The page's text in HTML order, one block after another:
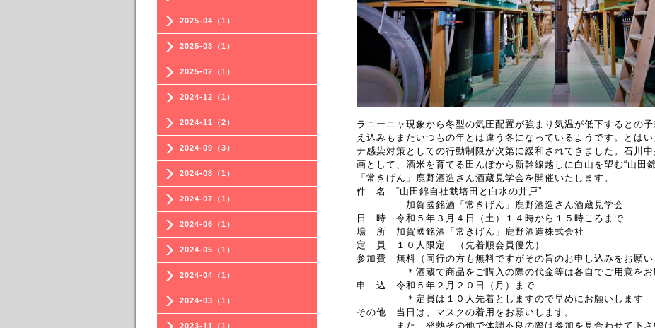
2025-04（1）
2025-03（1）
2025-02（1）
2024-12（1）
2024-11（2）
2024-09（3）
2024-08（1）
2024-07（1）
2024-06（1）
2024-05（1）
2024-04（1）
2024-03（1）
2023-11（1）
ラニーニャ現象から冬型の気圧配置が強まり気温が低下するとの
え込みもまたいつもの年とは違う冬になっているようです。とは
ナ感染対策としての行動制限が次第に緩和されてきました。石川
画として、酒米を育てる田んぼから新幹線越しに白山を望む“山田
「常きげん」鹿野酒造さん酒蔵見学会を開催いたします。
件 名 “山田錦自社栽培田と白水の井戸”
加賀國銘酒「常きげん」鹿野酒造さん酒蔵見学会
日 時 令和５年３月４日（土）１４時から１５時ころまで
場 所 加賀國銘酒「常きげん」鹿野酒造株式会社
定 員 １０人限定 （先着順会員優先）
参加費 無料（同行の方も無料ですがその旨のお申し込みをお願い
＊酒蔵で商品をご購入の際の代金等は各自でご用意をお
申 込 令和５年２月２０日（月）まで
＊定員は１０人先着としますので早めにお願いします
その他 当日は、マスクの着用をお願いします。
また、発熱その他で体調不良の際は参加を見合わせて下さ